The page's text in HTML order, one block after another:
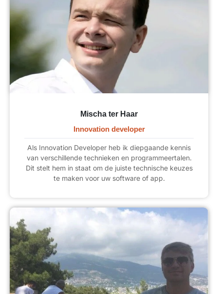
Mischa ter Haar
Innovation developer
Als Innovation Developer heb ik diepgaande kennis
van verschillende technieken en programmeertalen.
Dit stelt hem in staat om de juiste technische keuzes
te maken voor uw software of app.